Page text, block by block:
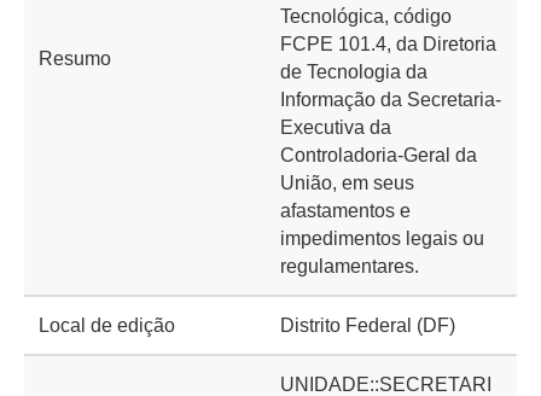
Resumo
Tecnológica, código
FCPE 101.4, da Diretoria
de Tecnologia da
Informação da Secretaria-
Executiva da
Controladoria-Geral da
União, em seus
afastamentos e
impedimentos legais ou
regulamentares.
Local de edição Distrito Federal (DF)
UNIDADE::SECRETARI